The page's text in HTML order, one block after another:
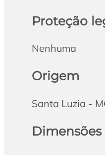
Proteção
Nenhuma
Origem
Santa Luzia -
Dimensões